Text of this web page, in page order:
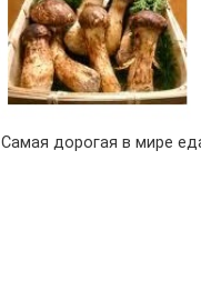
Самая дорогая в мире